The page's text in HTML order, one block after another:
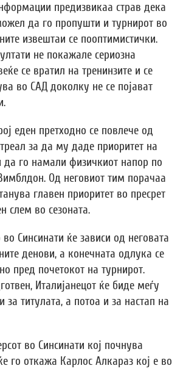
предизвикаа страв дека
да го пропушти и турнирот во
извештаи се пооптимистички.
не покажале сериозна
се вратил на тренинзите и се
во САД доколку не се појават
еден претходно се повлече од
за да му даде приоритет на
да го намали физичкиот напор по
Од неговиот тим порачаа
главен приоритет во пресрет
слем во сезоната.
Синсинати ќе зависи од неговата
денови, а конечната одлука се
пред почетокот на турнирот.
Италијанецот ќе биде меѓу
за титулата, а потоа и за настап на
во Синсинати кој почнува
го откажа Карлос Алкараз кој е во